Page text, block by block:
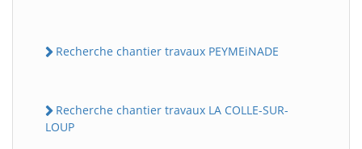
Recherche chantier travaux PEYMEiNADE
Recherche chantier travaux LA COLLE-SUR-
LOUP